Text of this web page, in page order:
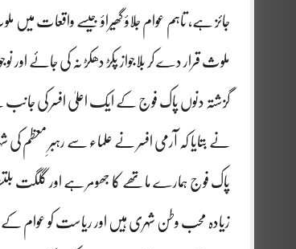
جائز ہے، تاہم عوام جلاؤ گھیراؤ جیسے واقعات
ملوث قرار دے کر بلاجواز پکڑ دھکڑ نہ کی جائے
گزشتہ دنوں پاک فوج کے ایک اعلیٰ افسر کی جانب
نے بتایا کہ آرمی افسر نے علماء سے رہبرِ معظم
پاک فوج ہمارے ماتھے کا جھومر ہے اور گلگت
زیادہ محب وطن شہری ہیں اور ریاست کو عوام